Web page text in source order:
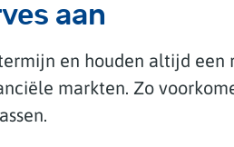
aan
en houden altijd een
markten. Zo